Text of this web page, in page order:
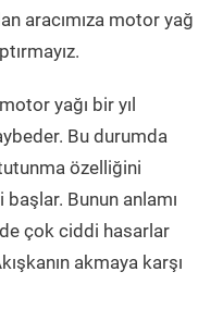
aracımıza motor yağ
yağı bir yıl
Bu durumda
özelliğini
Bunun anlamı
çok ciddi hasarlar
akmaya karşı